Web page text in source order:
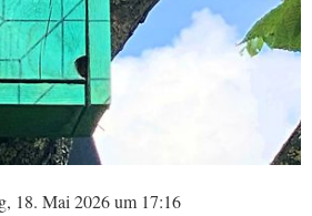
18. Mai 2026 um 17:16